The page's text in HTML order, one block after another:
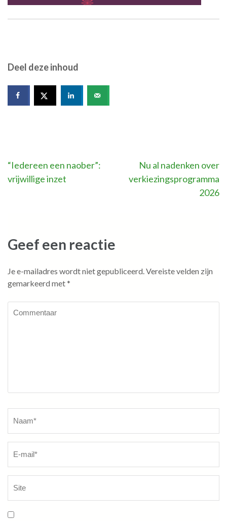
Deel deze inhoud
Bericht
navigatie
“Iedereen een naober”:
vrijwillige inzet
Nu al nadenken over
verkiezingsprogramma
2026
Geef een reactie
Je e-mailadres wordt niet gepubliceerd. Vereiste velden zijn
gemarkeerd met*